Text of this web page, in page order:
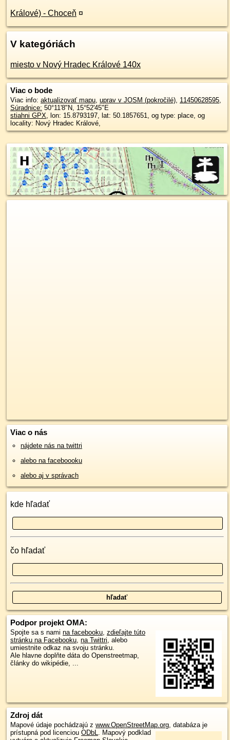
Králové) - Choceň ¤
V kategóriách
miesto v Nový Hradec Králové 140x
Viac o bode
Viac info: aktualizovať mapu, uprav v JOSM (pokročilé), 11450628595,
Súradnice: 50°11'8"N, 15°52'45"E
stiahni GPX, lon: 15.8793197, lat: 50.1857651, og type: place, og
locality: Nový Hradec Králové,
Viac o nás
nájdete nás na twittri
alebo na faceboooku
alebo aj v správach
kde hľadať
čo hľadať
Podpor projekt OMA:
Spojte sa s nami na facebooku, zdieľajte túto
stránku na Facebooku, na Twittri, alebo
umiestnite odkaz na svoju stránku.
Ale hlavne doplňte dáta do Openstreetmap,
články do wikipédie, ...
Zdroj dát
Mapové údaje pochádzajú z www.OpenStreetMap.org, databáza je
prístupná pod licenciou ODbL. Mapový podklad